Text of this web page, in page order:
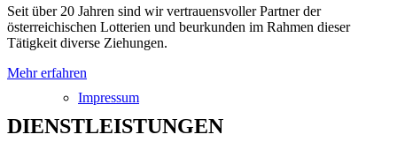
Impressum
Seit über 20 Jahren sind wir vertrauensvoller Partner der
österreichischen Lotterien und beurkunden im Rahmen dieser
Tätigkeit diverse Ziehungen.
Mehr erfahren
DIENSTLEISTUNGEN